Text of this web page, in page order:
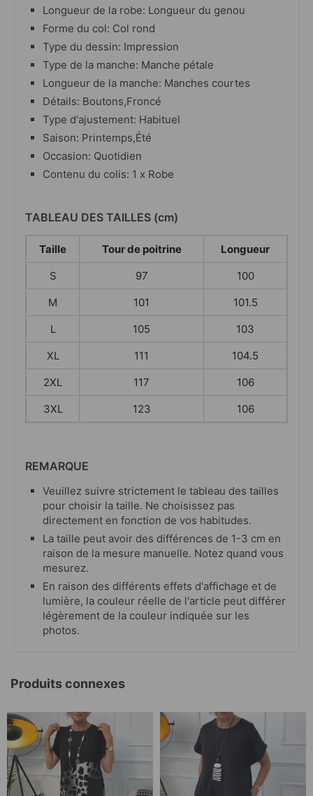
Longueur de la robe: Longueur du genou
Forme du col: Col rond
Type du dessin: Impression
Type de la manche: Manche pétale
Longueur de la manche: Manches courtes
Détails: Boutons,Froncé
Type d'ajustement: Habituel
Saison: Printemps,Été
Occasion: Quotidien
Contenu du colis: 1 x Robe
TABLEAU DES TAILLES (cm)
Taille Tour de poitrine
Longueur
S
97
100
M
101
101.5
L
105
103
XL
111
104.5
2XL
117
106
3XL
123 106
REMARQUE
Veuillez suivre strictement le tableau des tailles
pour choisir la taille. Ne choisissez pas
directement en fonction de vos habitudes.
La taille peut avoir des différences de 1-3 cm en
raison de la mesure manuelle. Notez quand vous
mesurez.
En raison des différents effets d'affichage et de
lumière, la couleur réelle de l'article peut différer
légèrement de la couleur indiquée sur les
photos.
Produits connexes